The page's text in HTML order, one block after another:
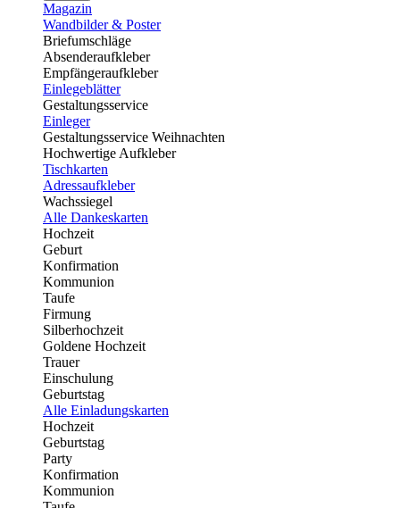
Magazin
Wandbilder & Poster
Briefumschläge
Absenderaufkleber
Empfängeraufkleber
Einlegeblätter
Gestaltungsservice
Einleger
Gestaltungsservice Weihnachten
Hochwertige Aufkleber
Tischkarten
Adressaufkleber
Wachssiegel
Alle Dankeskarten
Hochzeit
Geburt
Konfirmation
Kommunion
Taufe
Firmung
Silberhochzeit
Goldene Hochzeit
Trauer
Einschulung
Geburtstag
Alle Einladungskarten
Hochzeit
Geburtstag
Party
Konfirmation
Kommunion